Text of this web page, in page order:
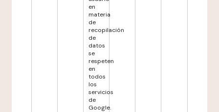
en
materia
de
recopilación
de
datos
se
respeten
en
todos
los
servicios
de
Google.